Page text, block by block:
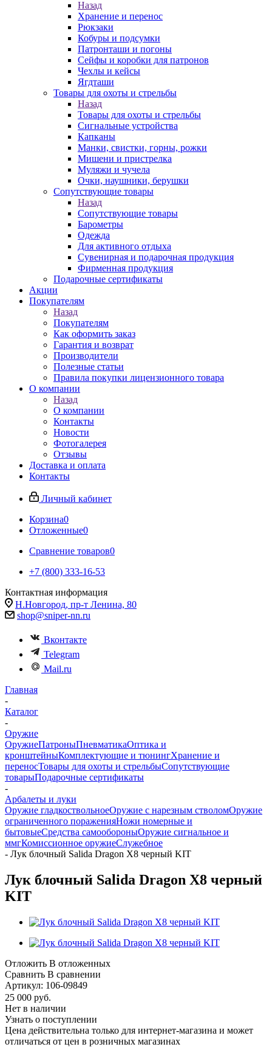
Назад
Хранение и перенос
Рюкзаки
Кобуры и подсумки
Патронташи и погоны
Сейфы и коробки для патронов
Чехлы и кейсы
Ягдташи
Товары для охоты и стрельбы
Назад
Товары для охоты и стрельбы
Сигнальные устройства
Капканы
Манки, свистки, горны, рожки
Мишени и пристрелка
Муляжи и чучела
Очки, наушники, берушки
Сопутствующие товары
Назад
Сопутствующие товары
Барометры
Одежда
Для активного отдыха
Сувенирная и подарочная продукция
Фирменная продукция
Подарочные сертификаты
Акции
Покупателям
Назад
Покупателям
Как оформить заказ
Гарантия и возврат
Производители
Полезные статьи
Правила покупки лицензионного товара
О компании
Назад
О компании
Контакты
Новости
Фотогалерея
Отзывы
Доставка и оплата
Контакты
Личный кабинет
Корзина0
Отложенные0
Сравнение товаров0
+7 (800) 333-16-53
Контактная информация
Н.Новгород, пр-т Ленина, 80
shop@sniper-nn.ru
Вконтакте
Telegram
Mail.ru
Главная
-
Каталог
-
Оружие
ОружиеПатроныПневматикаОптика и
кронштейныКомплектующие и тюнингХранение и
переносТовары для охоты и стрельбыСопутствующие
товарыПодарочные сертификаты
-
Арбалеты и луки
Оружие гладкоствольноеОружие с нарезным стволомОружие
ограниченного пораженияНожи номерные и
бытовыеСредства самообороныОружие сигнальное и
ммгКомиссионное оружиеСлужебное
- Лук блочный Salida Dragon X8 черный KIT
Лук блочный Salida Dragon X8 черный
KIT
Отложить В отложенных
Сравнить В сравнении
Артикул: 106-09849
25 000 руб.
Нет в наличии
Узнать о поступлении
Цена действительна только для интернет-магазина и может
отличаться от цен в розничных магазинах